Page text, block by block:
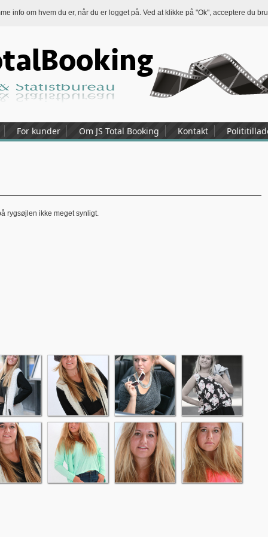
info om hvem du er, når du er logget på. Ved at klikke på "Ok", acceptere du
For kunder Om JS Total Booking Kontakt
rygsøjlen ikke meget synligt.